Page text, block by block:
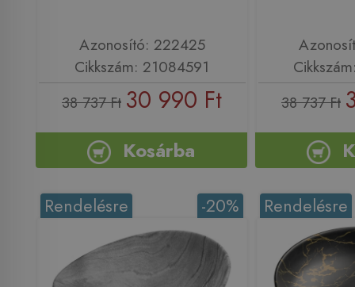
Azonosító: 222425
Cikkszám: 21084591
38 737 Ft 30 990 Ft
Kosárba
38 737 Ft
-20%
Rendelésre Rendelésre